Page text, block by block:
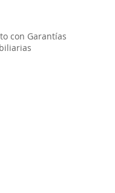
con Garantías